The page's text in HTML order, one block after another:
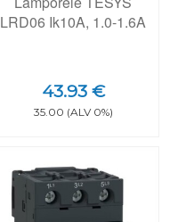
LRD06 Ik10A, 1.0-1.6A
43.93 €
35.00 (ALV 0%)